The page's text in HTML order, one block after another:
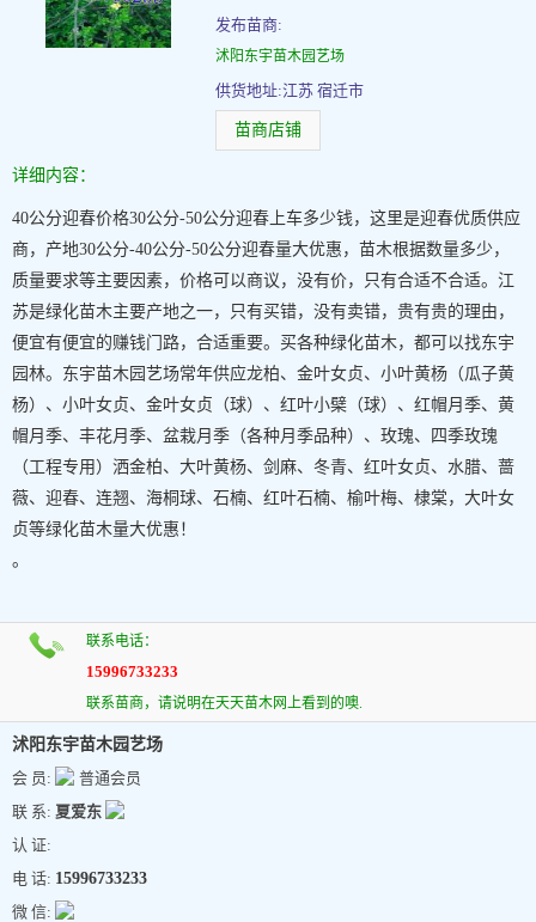
发布苗商:
沭阳东宇苗木园艺场
供货地址:江苏 宿迁市
苗商店铺
详细内容：
40公分迎春价格30公分-50公分迎春上车多少钱，这里是迎春优质供应
商，产地30公分-40公分-50公分迎春量大优惠，苗木根据数量多少，
质量要求等主要因素，价格可以商议，没有价，只有合适不合适。江
苏是绿化苗木主要产地之一，只有买错，没有卖错，贵有贵的理由，
便宜有便宜的赚钱门路，合适重要。买各种绿化苗木，都可以找东宇
园林。东宇苗木园艺场常年供应龙柏、金叶女贞、小叶黄杨（瓜子黄
杨）、小叶女贞、金叶女贞（球）、红叶小檗（球）、红帽月季、黄
帽月季、丰花月季、盆栽月季（各种月季品种）、玫瑰、四季玫瑰
（工程专用）洒金柏、大叶黄杨、剑麻、冬青、红叶女贞、水腊、蔷
薇、迎春、连翘、海桐球、石楠、红叶石楠、榆叶梅、棣棠，大叶女
贞等绿化苗木量大优惠！
。
联系电话：
15996733233
联系苗商，请说明在天天苗木网上看到的噢.
沭阳东宇苗木园艺场
会 员:
普通会员
联 系: 夏爱东
认 证:
电 话: 15996733233
微 信: